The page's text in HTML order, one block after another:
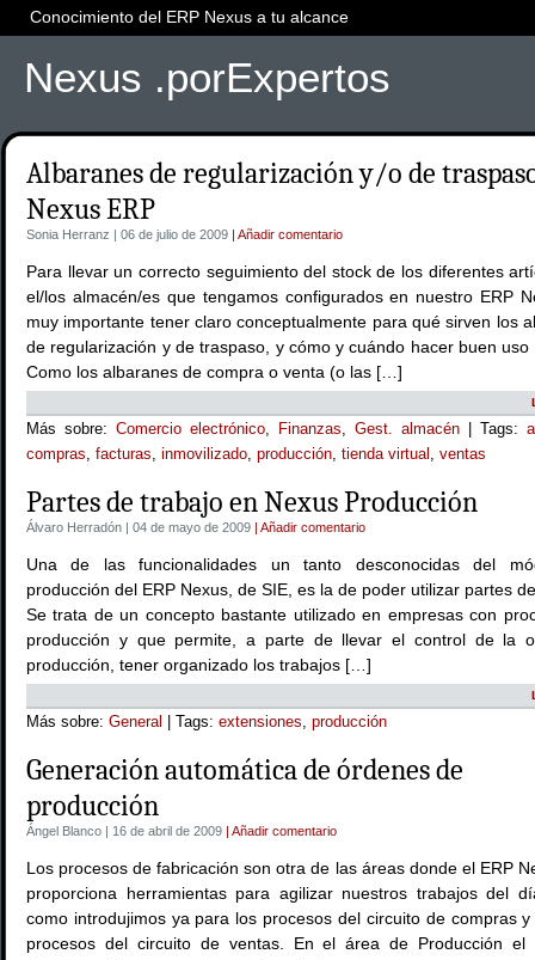
Conocimiento del ERP Nexus a tu alcance
Nexus .porExpertos
Albaranes de regularización y/o de
Nexus ERP
Sonia Herranz | 06 de julio de 2009 | Añadir comentario
Para llevar un correcto seguimiento del stock de los diferentes
el/los almacén/es que tengamos configurados en nuestro ERP
muy importante tener claro conceptualmente para qué sirven los
de regularización y de traspaso, y cómo y cuándo hacer buen uso
Como los albaranes de compra o venta (o las […]
Más sobre: Comercio electrónico, Finanzas, Gest. almacén | Tags:
compras, facturas, inmovilizado, producción, tienda virtual , ventas
Partes de trabajo en Nexus Producción
Álvaro Herradón | 04 de mayo de 2009 | Añadir comentario
Una de las funcionalidades un tanto desconocidas del
producción del ERP Nexus, de SIE, es la de poder utilizar partes
Se trata de un concepto bastante utilizado en empresas con
producción y que permite, a parte de llevar el control de la
producción, tener organizado los trabajos […]
Más sobre: General | Tags: extensiones, producción
Generación automática de órdenes de
producción
Ángel Blanco | 16 de abril de 2009 | Añadir comentario
Los procesos de fabricación son otra de las áreas donde el ERP
proporciona herramientas para agilizar nuestros trabajos del
como introdujimos ya para los procesos del circuito de compras
procesos del circuito de ventas. En el área de Producción el